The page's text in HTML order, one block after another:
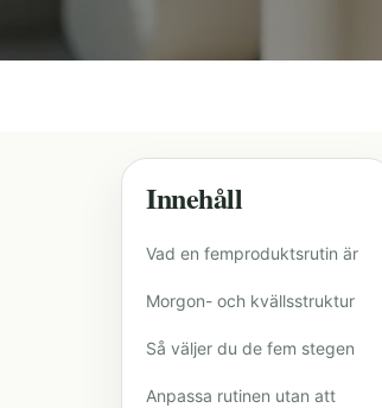
Innehåll
Vad en femproduktsrutin är
Morgon- och kvällsstruktur
Så väljer du de fem stegen
Anpassa rutinen utan att